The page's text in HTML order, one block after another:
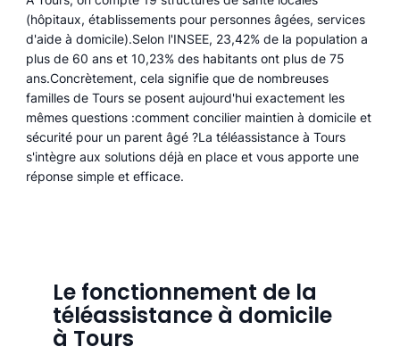
(hôpitaux, établissements pour personnes âgées, services
d'aide à domicile).Selon l'INSEE, 23,42% de la population a
plus de 60 ans et 10,23% des habitants ont plus de 75
ans.Concrètement, cela signifie que de nombreuses
familles de Tours se posent aujourd'hui exactement les
mêmes questions :comment concilier maintien à domicile et
sécurité pour un parent âgé ?La téléassistance à Tours
s'intègre aux solutions déjà en place et vous apporte une
réponse simple et efficace.
Le fonctionnement de la
téléassistance à domicile
à Tours